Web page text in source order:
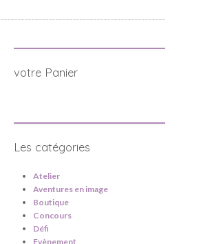
votre Panier
Les catégories
Atelier
Aventures en image
Boutique
Concours
Défi
Evènement